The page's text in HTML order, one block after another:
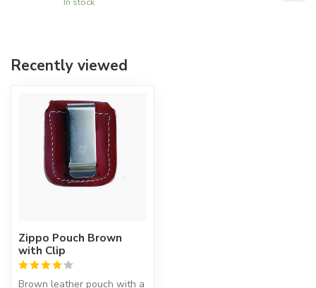
Recently viewed
Zippo Pouch Brown
with Clip
Brown leather pouch with a